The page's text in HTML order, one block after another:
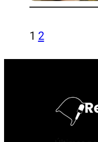
1 2